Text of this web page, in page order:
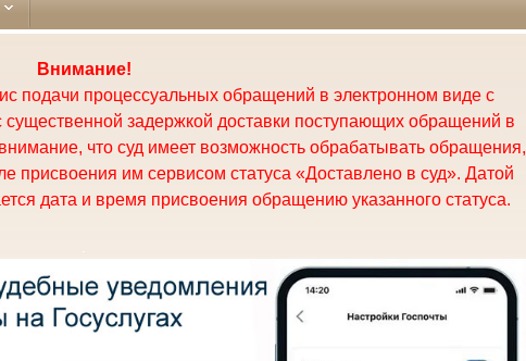
Внимание!
подачи процессуальных обращений в электронном виде с
задержкой доставки поступающих обращений в
что суд имеет возможность обрабатывать обращения,
присвоения им сервисом статуса «Доставлено в суд». Датой
дата и время присвоения обращению указанного статуса.